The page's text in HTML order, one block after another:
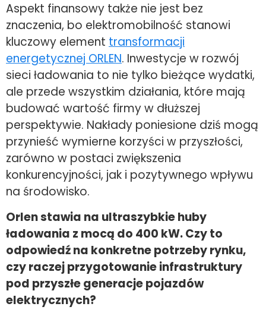
Aspekt finansowy także nie jest bez
znaczenia, bo elektromobilność stanowi
kluczowy element transformacji
energetycznej ORLEN. Inwestycje w rozwój
sieci ładowania to nie tylko bieżące wydatki,
ale przede wszystkim działania, które mają
budować wartość firmy w dłuższej
perspektywie. Nakłady poniesione dziś mogą
przynieść wymierne korzyści w przyszłości,
zarówno w postaci zwiększenia
konkurencyjności, jak i pozytywnego wpływu
na środowisko.
Orlen stawia na ultraszybkie huby
ładowania z mocą do 400 kW. Czy to
odpowiedź na konkretne potrzeby rynku,
czy raczej przygotowanie infrastruktury
pod przyszłe generacje pojazdów
elektrycznych?